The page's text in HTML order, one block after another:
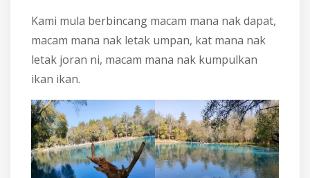
Kami mula berbincang macam mana nak dapat,
macam mana nak letak umpan, kat mana nak
letak joran ni, macam mana nak kumpulkan
ikan ikan.